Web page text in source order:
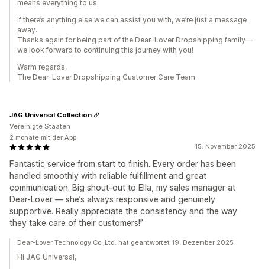
means everything to us.
If there’s anything else we can assist you with, we’re just a message
away.
Thanks again for being part of the Dear-Lover Dropshipping family—
we look forward to continuing this journey with you!
Warm regards,
The Dear-Lover Dropshipping Customer Care Team
15. November 2025
Fantastic service from start to finish. Every order has been
handled smoothly with reliable fulfillment and great
communication. Big shout-out to Ella, my sales manager at
Dear-Lover — she’s always responsive and genuinely
supportive. Really appreciate the consistency and the way
they take care of their customers!”
JAG Universal Collection
Vereinigte Staaten
2 monate mit der App
Dear-Lover Technology Co.,Ltd. hat geantwortet 19. Dezember 2025
Hi JAG Universal,